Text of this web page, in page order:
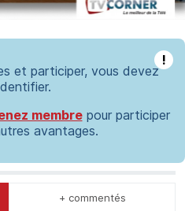
!
et participer, vous devez
membrepour participer
avantages.
+ commentés